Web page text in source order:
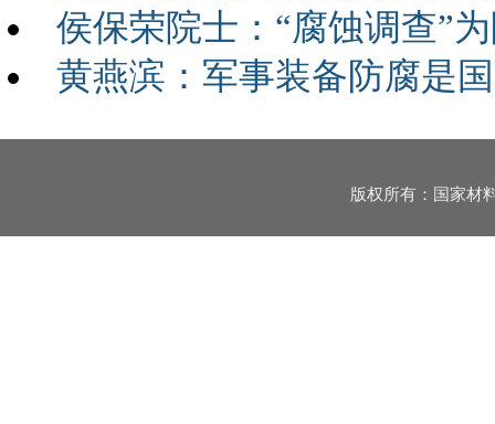
侯保荣院士：“腐蚀调查”
黄燕滨：军事装备防腐是
版权所有：国家材